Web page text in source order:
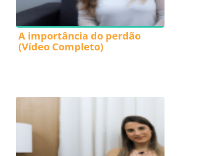
A importância do perdão
(Vídeo Completo)